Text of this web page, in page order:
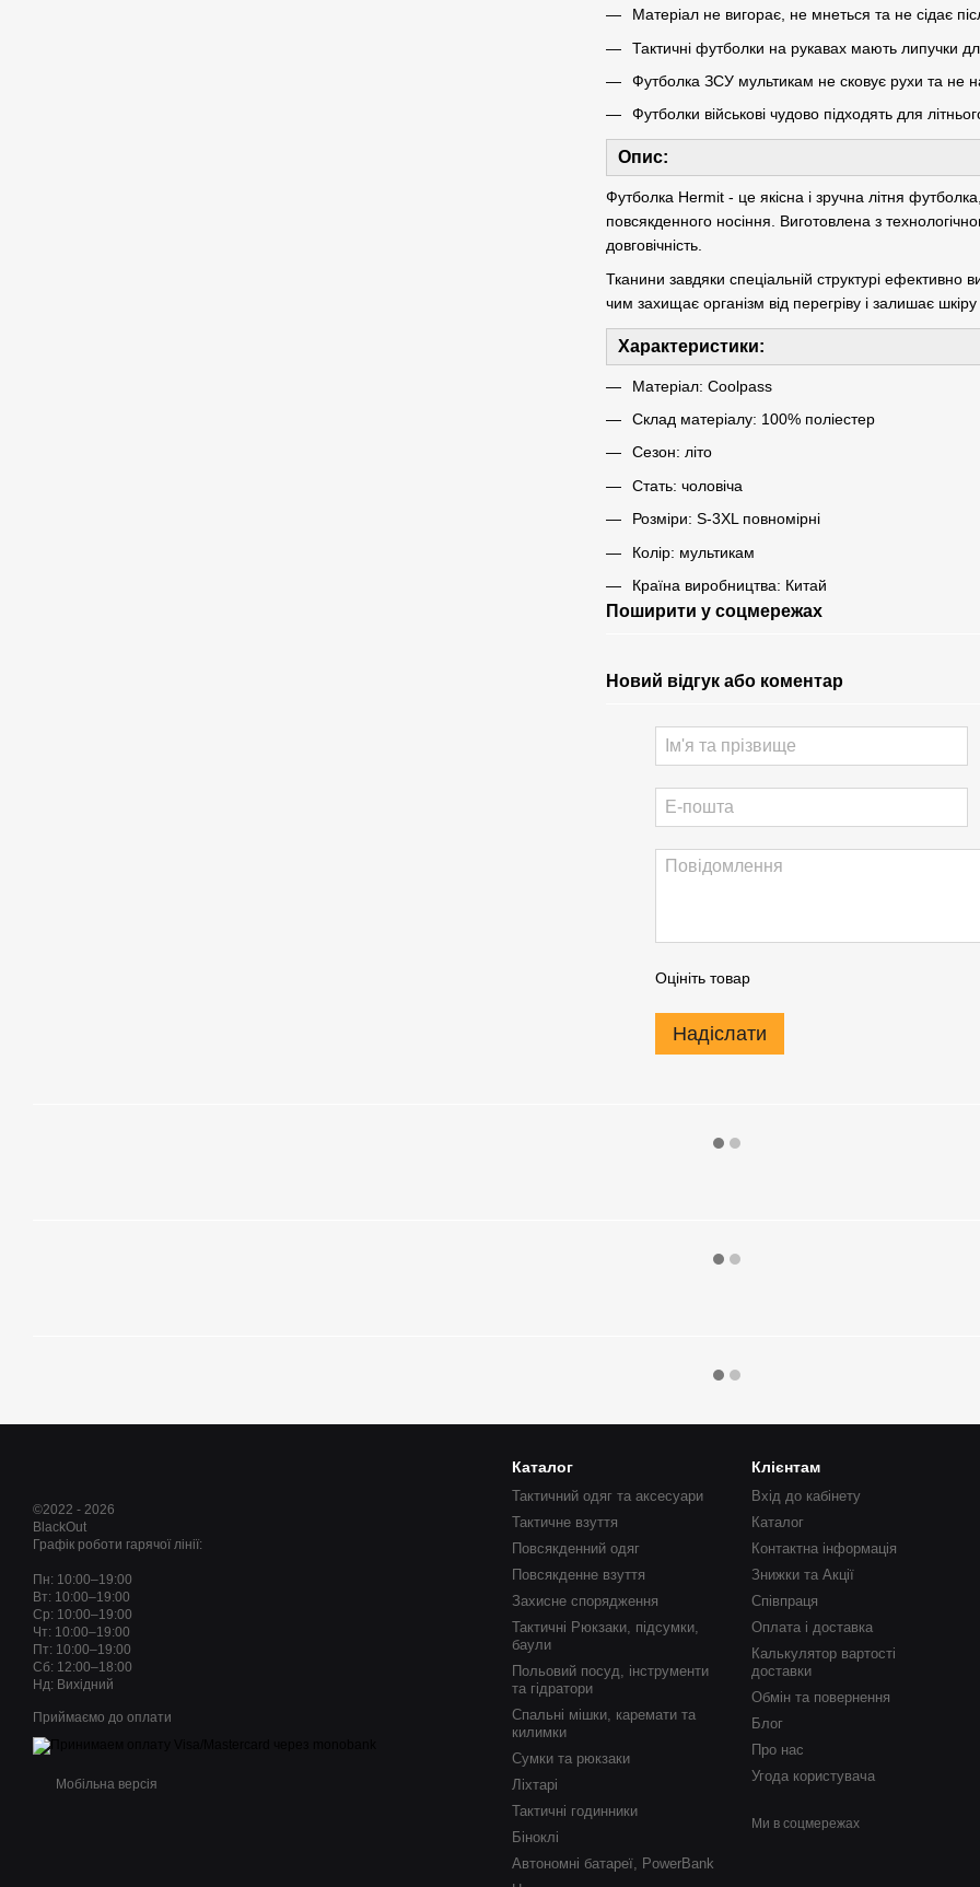
Матеріал не вигорає, не мнеться та не сідає
Тактичні футболки на рукавах мають липучки
Футболка ЗСУ мультикам не сковує рухи та не
Футболки військові чудово підходять для
Опис:
Футболка Hermit - це якісна і зручна літня
повсякденного носіння. Виготовлена з
довговічність.
Тканини завдяки спеціальній структурі ефективно
чим захищає організм від перегріву і залишає шкіру
Характеристики:
Матеріал: Coolpass
Склад матеріалу: 100% поліестер
Сезон: літо
Стать: чоловіча
Розміри: S-3XL повномірні
Колір: мультикам
Країна виробництва: Китай
Поширити у соцмережах
Новий відгук або коментар
Оцініть товар
Надіслати
©2022 - 2026
BlackOut
Графік роботи гарячої лінії:
Пн: 10:00–19:00
Вт: 10:00–19:00
Ср: 10:00–19:00
Чт: 10:00–19:00
Пт: 10:00–19:00
Сб: 12:00–18:00
Нд: Вихідний
Приймаємо до оплати
Мобільна версія
Каталог
Тактичний одяг та аксесуари
Тактичне взуття
Повсякденний одяг
Повсякденне взуття
Захисне спорядження
Тактичні Рюкзаки, підсумки,
баули
Польовий посуд, інструменти
та гідратори
Спальні мішки, каремати та
килимки
Сумки та рюкзаки
Ліхтарі
Тактичні годинники
Біноклі
Автономні батареї, PowerBank
Клієнтам
Вхід до кабінету
Каталог
Контактна інформація
Знижки та Акції
Співпраця
Оплата і доставка
Калькулятор вартості
доставки
Обмін та повернення
Блог
Про нас
Угода користувача
Ми в соцмережах